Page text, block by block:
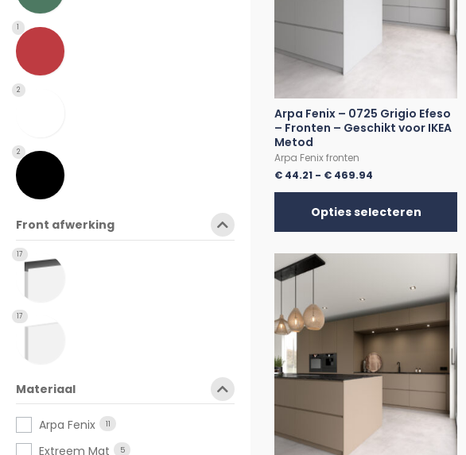
1
2
2
Front afwerking
17
17
Materiaal
Arpa Fenix 11
Extreem Mat 5
Arpa Fenix – 0725 Grigio Efeso
– Fronten – Geschikt voor IKEA
Metod
Arpa Fenix fronten
€ 44.21 - € 469.94
Opties selecteren